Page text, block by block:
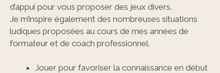
d’appui pour vous proposer des jeux divers.
Je m’inspire également des nombreuses situations
ludiques proposées au cours de mes années de
formateur et de coach professionnel.
Jouer pour favoriser la connaissance en début